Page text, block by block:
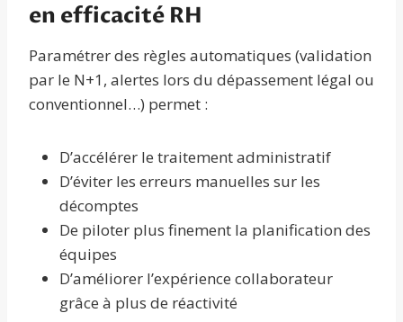
en efficacité RH
Paramétrer des règles automatiques (validation
par le N+1, alertes lors du dépassement légal ou
conventionnel…) permet :
D’accélérer le traitement administratif
D’éviter les erreurs manuelles sur les
décomptes
De piloter plus finement la planification des
équipes
D’améliorer l’expérience collaborateur
grâce à plus de réactivité